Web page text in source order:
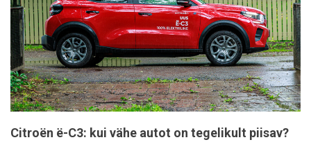
Citroën ë-C3: kui vähe autot on tegelikult piisav?